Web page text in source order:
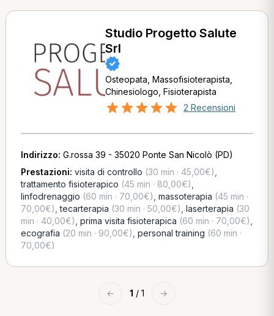
Studio Progetto Salute
Srl
Osteopata, Massofisioterapista,
Chinesiologo, Fisioterapista
2 Recensioni
Indirizzo: G.rossa 39 - 35020 Ponte San Nicolò (PD)
Prestazioni: visita di controllo (30 min · 45,00€)
trattamento fisioterapico (45 min · 80,00€)
linfodrenaggio (60 min · 70,00€) massoterapia (45 min ·
70,00€) ,tecarterapia (30 min · 50,00€) laserterapia (30
min · 40,00€) prima visita fisioterapica (60 min · 70,00€)
ecografia (20 min · 90,00€) personal training (60 min ·
70,00€)
← 1 / 1 →